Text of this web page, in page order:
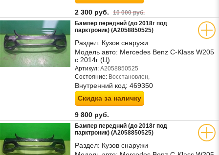
2 300 руб. 10 000 руб.
Бампер передний (до 2018г под
парктроник) (A2058850525)
Раздел: Кузов снаружи
Модель авто: Mercedes Benz C-Klass W205
с 2014г (Ц)
Артикул: A2058850525
Состояние: Восстановлен,
Внутренний код: 469350
Скидка за наличку
9 800 руб.
Бампер передний (до 2018г под
парктроник) (A2058850525)
Раздел: Кузов снаружи